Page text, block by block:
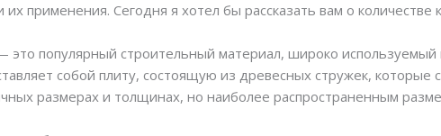
их применения. Сегодня я хотел бы рассказать вам о
популярный строительный материал, широко используемый
собой плиту, состоящую из древесных стружек,
размерах и толщинах, но наиболее распространенным